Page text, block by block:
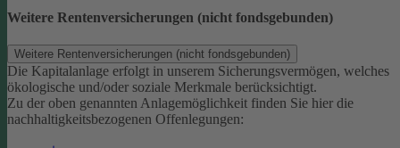
Weitere Rentenversicherungen (nicht fondsgebunden)
Weitere Rentenversicherungen (nicht fondsgebunden)
Die Kapitalanlage erfolgt in unserem Sicherungsvermögen, welches
ökologische und/oder soziale Merkmale berücksichtigt.
Zu der oben genannten Anlagemöglichkeit finden Sie hier die
nachhaltigkeitsbezogenen Offenlegungen: